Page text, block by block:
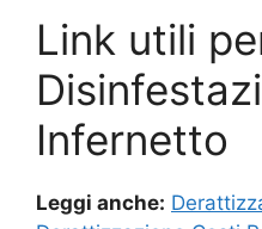
Link utili
Infernetto
Leggi anche: